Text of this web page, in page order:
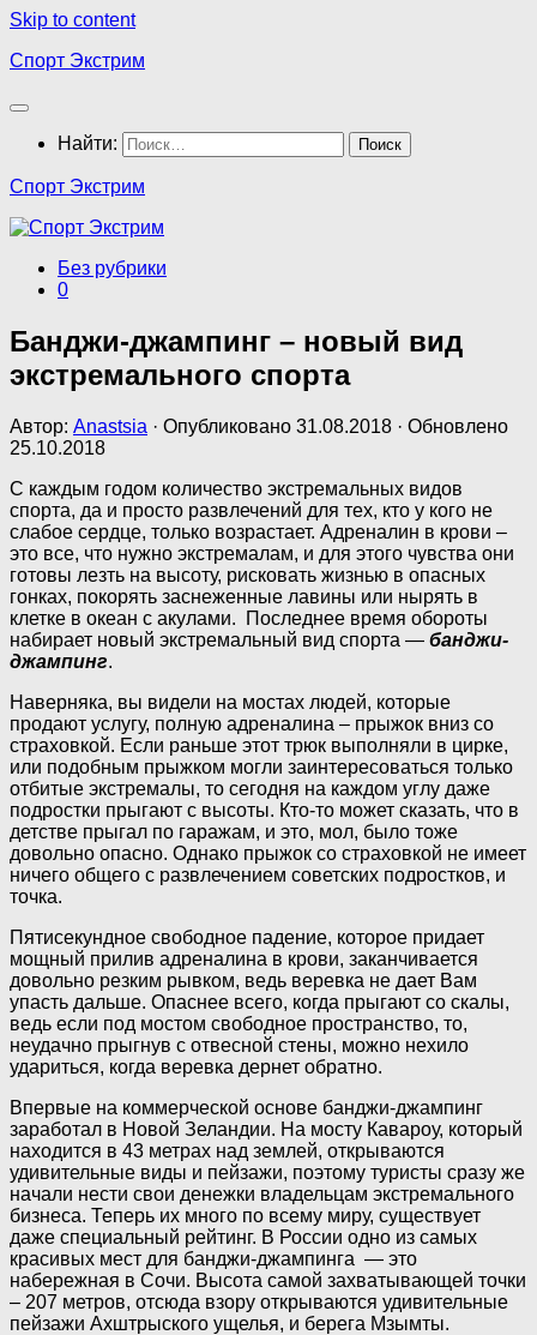
Skip to content
Спорт Экстрим
Найти:
Спорт Экстрим
Без рубрики
0
Банджи-джампинг – новый вид
экстремального спорта
Автор: Anastsia · Опубликовано 31.08.2018 · Обновлено
25.10.2018
С каждым годом количество экстремальных видов
спорта, да и просто развлечений для тех, кто у кого не
слабое сердце, только возрастает. Адреналин в крови –
это все, что нужно экстремалам, и для этого чувства они
готовы лезть на высоту, рисковать жизнью в опасных
гонках, покорять заснеженные лавины или нырять в
клетке в океан с акулами. Последнее время обороты
набирает новый экстремальный вид спорта — банджи-
джампинг.
Наверняка, вы видели на мостах людей, которые
продают услугу, полную адреналина – прыжок вниз со
страховкой. Если раньше этот трюк выполняли в цирке,
или подобным прыжком могли заинтересоваться только
отбитые экстремалы, то сегодня на каждом углу даже
подростки прыгают с высоты. Кто-то может сказать, что в
детстве прыгал по гаражам, и это, мол, было тоже
довольно опасно. Однако прыжок со страховкой не имеет
ничего общего с развлечением советских подростков, и
точка.
Пятисекундное свободное падение, которое придает
мощный прилив адреналина в крови, заканчивается
довольно резким рывком, ведь веревка не дает Вам
упасть дальше. Опаснее всего, когда прыгают со скалы,
ведь если под мостом свободное пространство, то,
неудачно прыгнув с отвесной стены, можно нехило
удариться, когда веревка дернет обратно.
Впервые на коммерческой основе банджи-джампинг
заработал в Новой Зеландии. На мосту Кавароу, который
находится в 43 метрах над землей, открываются
удивительные виды и пейзажи, поэтому туристы сразу же
начали нести свои денежки владельцам экстремального
бизнеса. Теперь их много по всему миру, существует
даже специальный рейтинг. В России одно из самых
красивых мест для банджи-джампинга — это
набережная в Сочи. Высота самой захватывающей точки
– 207 метров, отсюда взору открываются удивительные
пейзажи Ахштрыского ущелья, и берега Мзымты.